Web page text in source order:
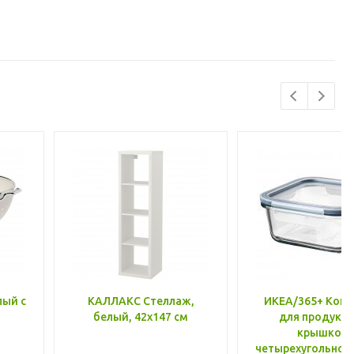
с
КАЛЛАКС Стеллаж,
белый, 42x147 см
ИКЕА/365+
для
крышкой,